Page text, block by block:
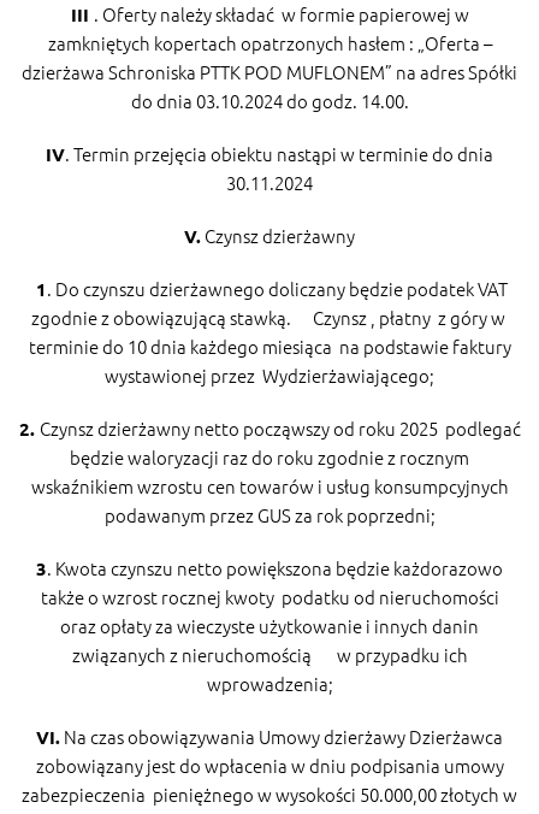
III . Oferty należy składać w formie papierowej w
zamkniętych kopertach opatrzonych hasłem : „Oferta –
dzierżawa Schroniska PTTK POD MUFLONEM” na adres Spółki
do dnia 03.10.2024 do godz. 14.00.
IV. Termin przejęcia obiektu nastąpi w terminie do dnia
30.11.2024
V. Czynsz dzierżawny
1 . Do czynszu dzierżawnego doliczany będzie podatek VAT
zgodnie z obowiązującą stawką. Czynsz , płatny z góry w
terminie do 10 dnia każdego miesiąca na podstawie faktury
wystawionej przez Wydzierżawiającego;
2. Czynsz dzierżawny netto począwszy od roku 2025 podlegać
będzie waloryzacji raz do roku zgodnie z rocznym
wskaźnikiem wzrostu cen towarów i usług konsumpcyjnych
podawanym przez GUS za rok poprzedni;
3. Kwota czynszu netto powiększona będzie każdorazowo
także o wzrost rocznej kwoty podatku od nieruchomości
oraz opłaty za wieczyste użytkowanie i innych danin
związanych z nieruchomością w przypadku ich
wprowadzenia;
VI. Na czas obowiązywania Umowy dzierżawy Dzierżawca
zobowiązany jest do wpłacenia w dniu podpisania umowy
zabezpieczenia pieniężnego w wysokości 50.000,00 złotych w